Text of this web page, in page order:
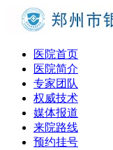
医院首页
医院简介
专家团队
权威技术
媒体报道
来院路线
预约挂号